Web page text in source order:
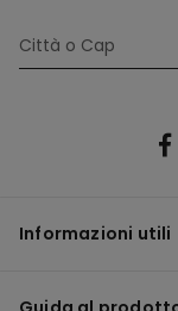
Informazioni utili